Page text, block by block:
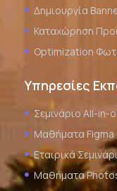
Δημιουργία
Καταχώρηση
Optimization
Υπηρεσίες
Σεμινάριο All-in-
Μαθήματα Figma
Εταιρικά
Μαθήματα